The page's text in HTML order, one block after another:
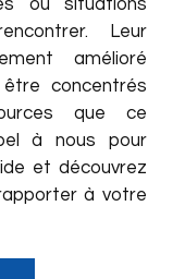
ou situations
Leur
amélioré
concentrés
que ce
à nous pour
et découvrez
à votre